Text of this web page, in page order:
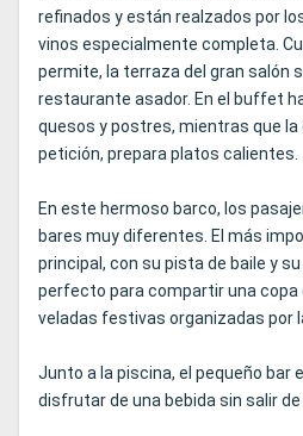
refinados y están realzados por
vinos especialmente completa.
permite, la terraza del gran salón
restaurante asador. En el buffet
quesos y postres, mientras que la
petición, prepara platos calientes.
En este hermoso barco, los
bares muy diferentes. El más
principal, con su pista de baile y
perfecto para compartir una copa
veladas festivas organizadas por
Junto a la piscina, el pequeño bar
disfrutar de una bebida sin salir